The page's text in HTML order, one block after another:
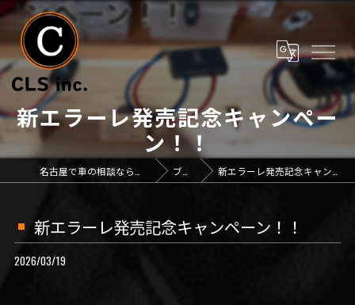
新エラーレ発売記念キャンペー
ン！！
ブログ 新エラーレ発売記念キャンペーン！！
新エラーレ発売記念キャンペーン！！
2026/03/19